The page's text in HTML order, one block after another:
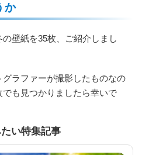
か
壁紙を35枚、ご紹介しまし
ラファーが撮影したものなの
も見つかりましたら幸いで
い特集記事